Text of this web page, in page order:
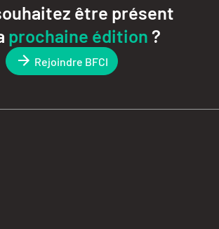
être présent
prochaine édition?
Rejoindre BFCI